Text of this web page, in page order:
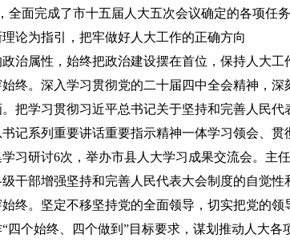
全面完成了市十五届人大五次会议确定的各项任务
论为指引，把牢做好人大工作的正确方向
治属性，始终把政治建设摆在首位，保持人大工
终。深入学习贯彻党的二十届四中全会精神，
把学习贯彻习近平总书记关于坚持和完善人民
记系列重要讲话重要指示精神一体学习领会、贯
习研讨6次，举办市县人大学习成果交流会。主
干部增强坚持和完善人民代表大会制度的自觉性
终。坚定不移坚持党的全面领导，切实把党的
四个始终、四个做到”目标要求，谋划推动人大各